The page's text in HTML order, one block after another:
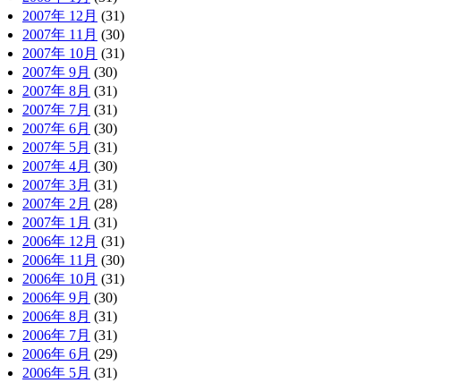
2007年 12月 (31)
2007年 11月 (30)
2007年 10月 (31)
2007年 9月 (30)
2007年 8月 (31)
2007年 7月 (31)
2007年 6月 (30)
2007年 5月 (31)
2007年 4月 (30)
2007年 3月 (31)
2007年 2月 (28)
2007年 1月 (31)
2006年 12月 (31)
2006年 11月 (30)
2006年 10月 (31)
2006年 9月 (30)
2006年 8月 (31)
2006年 7月 (31)
2006年 6月 (29)
2006年 5月 (31)